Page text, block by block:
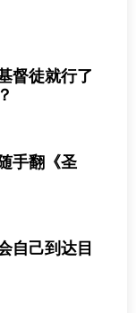
督徒就行了
手翻《圣
自己到达目